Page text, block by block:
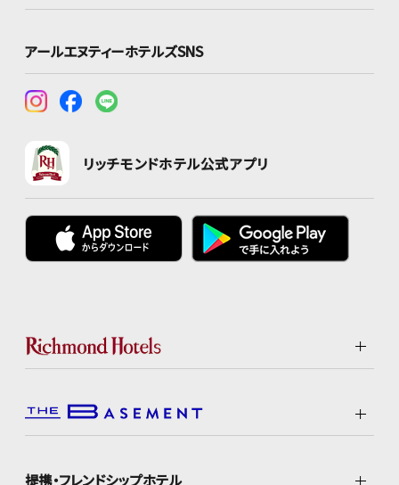
アールエヌティーホテルズSNS
リッチモンドホテル公式アプリ
提携・フレンドシップホテル